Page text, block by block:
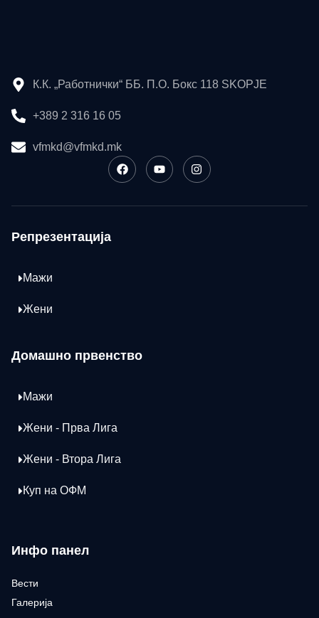
К.К. „Работнички“ ББ. П.О. Бокс 118 SKOPJE
+389 2 316 16 05
vfmkd@vfmkd.mk
Репрезентација
Мажи
Жени
Домашно првенство
Мажи
Жени - Прва Лига
Жени - Втора Лига
Куп на ОФМ
Инфо панел
Вести
Галерија